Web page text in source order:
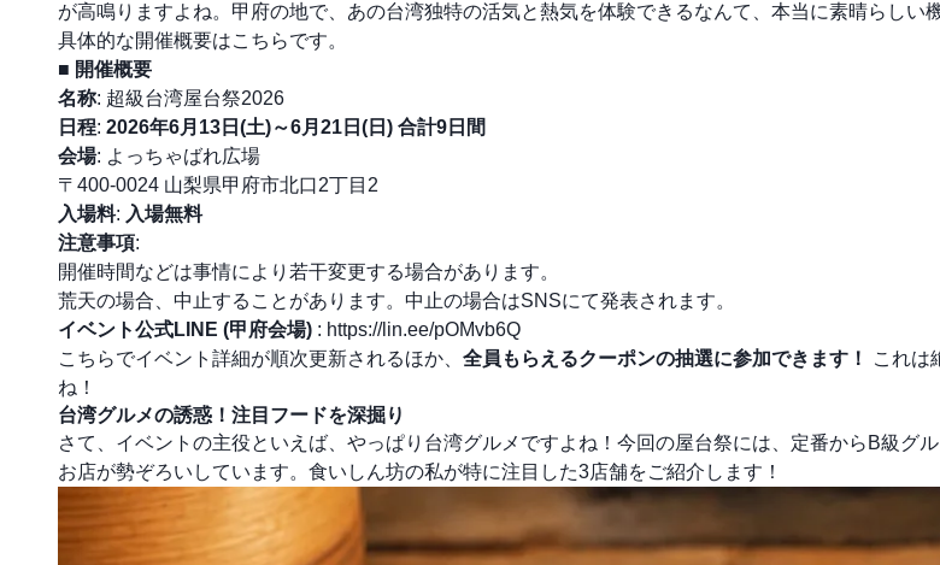
が高鳴りますよね。甲府の地で、あの台湾独特の活気と熱気を体験できるなんて、本当に素晴らしい
具体的な開催概要はこちらです。
■ 開催概要
名称: 超級台湾屋台祭2026
日程: 2026年6月13日(土)～6月21日(日) 合計9日間
会場: よっちゃばれ広場
〒400-0024 山梨県甲府市北口2丁目2
入場料: 入場無料
注意事項:
開催時間などは事情により若干変更する場合があります。
荒天の場合、中止することがあります。中止の場合はSNSにて発表されます。
イベント公式LINE (甲府会場) : https://lin.ee/pOMvb6Q
こちらでイベント詳細が順次更新されるほか、 全員もらえるクーポンの抽選に参加できます！
これは
ね！
台湾グルメの誘惑！注目フードを深掘り
さて、イベントの主役といえば、やっぱり台湾グルメですよね！今回の屋台祭には、定番からB級グ
お店が勢ぞろいしています。食いしん坊の私が特に注目した3店舗をご紹介します！